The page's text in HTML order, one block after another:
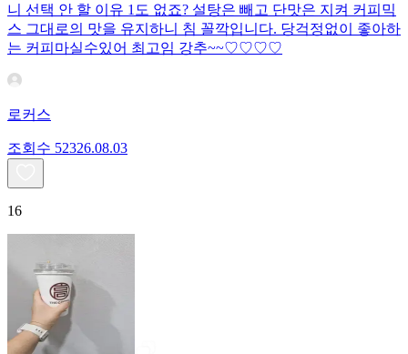
니 선택 안 할 이유 1도 없죠? 설탕은 빼고 단맛은 지켜 커피믹
스 그대로의 맛을 유지하니 침 꼴깍입니다. 당걱정없이 좋아하
는 커피마실수있어 최고임 강추~~♡♡♡♡
로커스
조회수 52326.08.03
16